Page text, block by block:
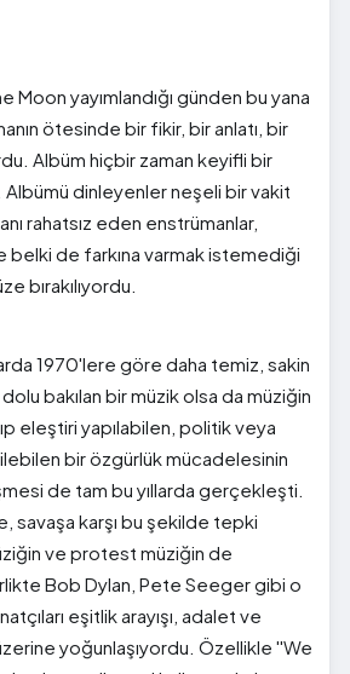
Moon yayımlandığı günden bu yana
ötesinde bir fikir, bir anlatı, bir
Albüm hiçbir zaman keyifli bir
dinleyenler neşeli bir vakit
rahatsız eden enstrümanlar,
belki de farkına varmak istemediği
bırakılıyordu.
1970'lere göre daha temiz, sakin
bakılan bir müzik olsa da müziğin
eleştiri yapılabilen, politik veya
bir özgürlük mücadelesinin
de tam bu yıllarda gerçekleşti.
savaşa karşı bu şekilde tepki
ve protest müziğin de
Bob Dylan, Pete Seeger gibi o
eşitlik arayışı, adalet ve
yoğunlaşıyordu. Özellikle ''We